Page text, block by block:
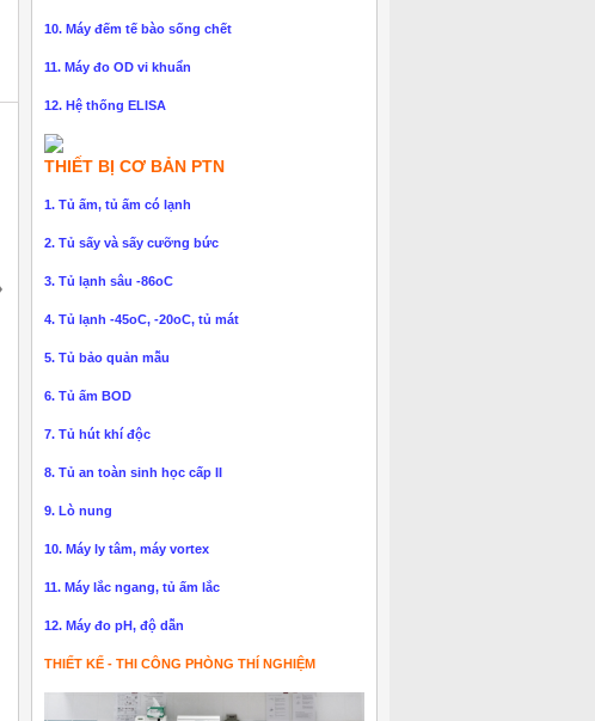
10. Máy đếm tế bào sống chết
11. Máy đo OD vi khuẩn
12. Hệ thống ELISA
THIẾT BỊ CƠ BẢN PTN
1. Tủ ấm, tủ ấm có lạnh
2. Tủ sấy và sấy cưỡng bức
3. Tủ lạnh sâu -86oC
4. Tủ lạnh -45oC, -20oC, tủ mát
5. Tủ bảo quản mẫu
6. Tủ ấm BOD
7. Tủ hút khí độc
8. Tủ an toàn sinh học cấp II
9. Lò nung
10. Máy ly tâm, máy vortex
11. Máy lắc ngang, tủ ấm lắc
12. Máy đo pH, độ dẫn
THIẾT KẾ - THI CÔNG PHÒNG THÍ NGHIỆM